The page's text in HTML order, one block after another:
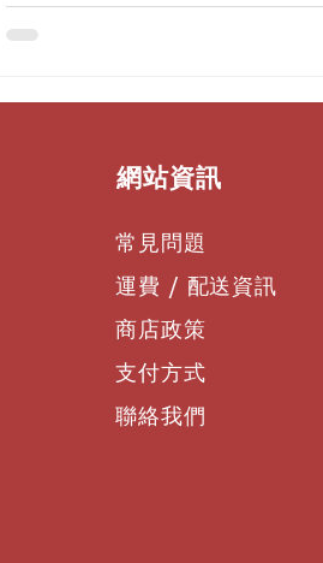
身處香港彈丸之地就未必每個人都
為此，W...
​網站資訊
常見問題
運費 / 配送資訊
商店政策
支付方式
聯絡我們